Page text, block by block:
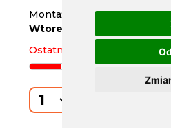
Montaż w serwisie za 4 dni
Wtorek
Ostatnia sztuka